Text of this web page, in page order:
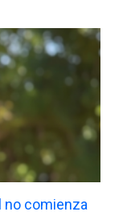
no comienza